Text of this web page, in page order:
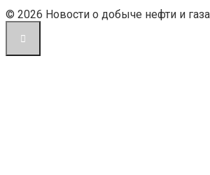
© 2026 Новости о добыче нефти и газа